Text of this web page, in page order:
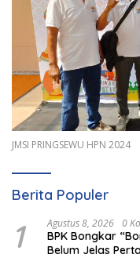
JMSI PRINGSEWU HPN 2024
Berita Populer
1 Agustus 8, 2026 0
BPK Bongkar
Belum Jelas